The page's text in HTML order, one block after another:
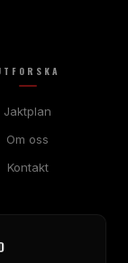
Jaktplan
Om oss
Kontakt